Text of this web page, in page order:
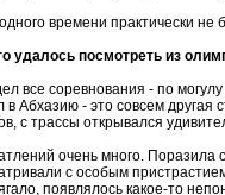
времени практически не
удалось посмотреть из
все соревнования - по
в Абхазию - это совсем другая
с трассы открывался
очень много. Поразила
с особым
появлялось какое-то